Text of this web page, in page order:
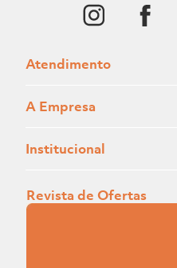
Atendimento
A Empresa
Institucional
Revista de Ofertas